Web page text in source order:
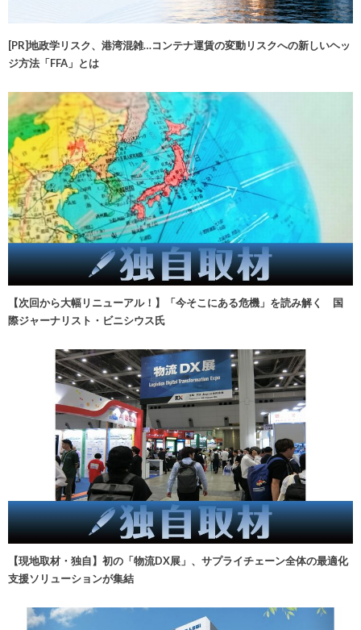
[PR]地政学リスク、港湾混雑…コンテナ運賃の変動リスクへの新しいヘッ
ジ方法「FFA」とは
【次回から大幅リニューアル！】「今そこにある危機」を読み解く 国
際ジャーナリスト・ビニシウス氏
【現地取材・独自】初の「物流DX展」、サプライチェーン全体の最適化
支援ソリューションが集結